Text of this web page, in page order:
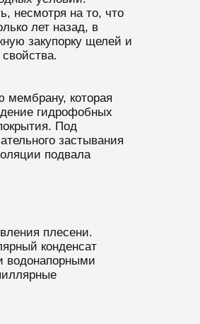
несмотря на то, что
лет назад, в
закупорку щелей и
мембрану, которая
гидрофобных
Под
застывания
подвала
плесени.
конденсат
водонапорными